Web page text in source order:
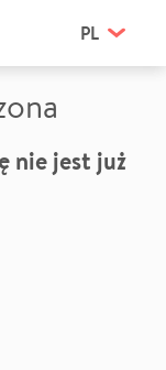
PL
nie jest już